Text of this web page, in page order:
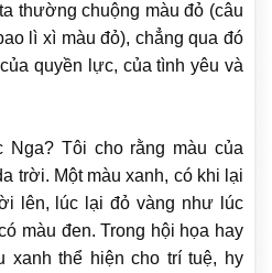
thường chuộng màu đỏ (câu
lì xì màu đỏ), chẳng qua đó
quyền lực, của tình yêu và
Tôi cho rằng màu của
trời. Một màu xanh, có khi lại
lên, lúc lại đỏ vàng như lúc
màu đen. Trong hội họa hay
xanh thể hiện cho trí tuệ, hy